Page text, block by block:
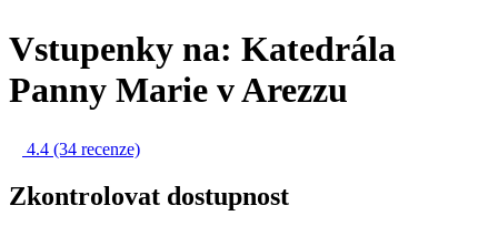
Vstupenky na: Katedrála
Panny Marie v Arezzu
4.4 (34 recenze)
Zkontrolovat dostupnost